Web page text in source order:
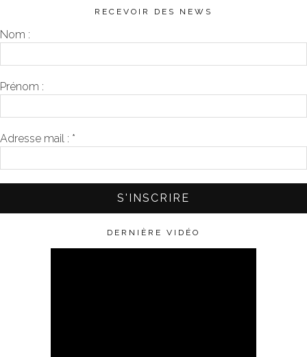
RECEVOIR DES NEWS
Nom :
Prénom :
Adresse mail : *
DERNIÈRE VIDÉO